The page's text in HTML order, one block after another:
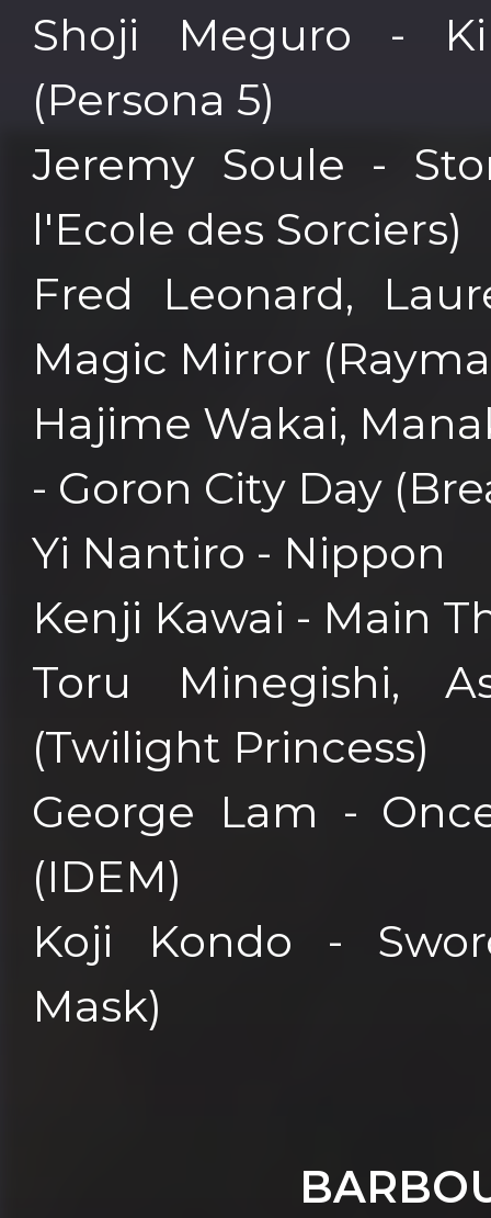
Shoji Meguro -
(Persona 5)
Jeremy Soule -
l'Ecole des Sorciers)
Fred Leonard,
Magic Mirror
Hajime Wakai,
- Goron City Day
Yi Nantiro - Nippon
Kenji Kawai - Main
Toru Minegishi,
(Twilight Princess)
George Lam -
(IDEM)
Koji Kondo -
Mask)